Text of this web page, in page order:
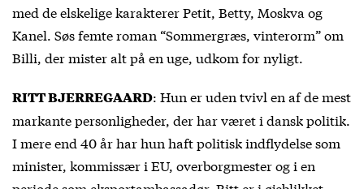
med de elskelige karakterer Petit, Betty, Moskva og
Kanel. Søs femte roman “Sommergræs, vinterorm” om
Billi, der mister alt på en uge, udkom for nyligt.
RITT BJERREGAARD: Hun er uden tvivl en af de mest
markante personligheder, der har været i dansk politik.
I mere end 40 år har hun haft politisk indflydelse som
minister, kommissær i EU, overborgmester og i en